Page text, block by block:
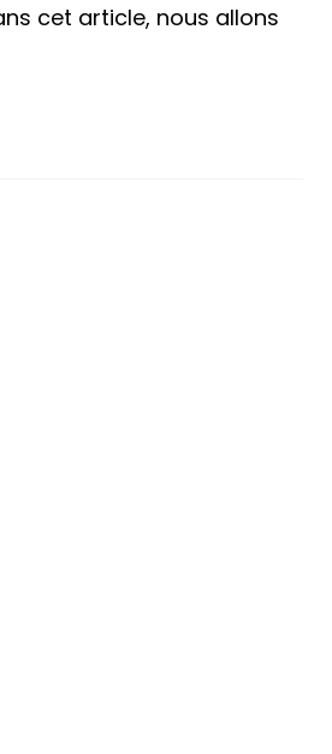
cet article, nous allons